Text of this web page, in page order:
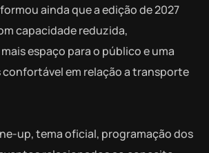
ainda que a edição de 2027
capacidade reduzida,
espaço para o público e uma
confortável em relação a transporte
up, tema oficial, programação dos